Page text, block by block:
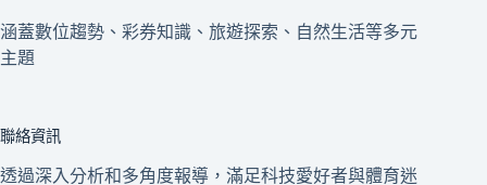
涵蓋數位趨勢、彩券知識、旅遊探索、自然生活等多元
主題
聯絡資訊
透過深入分析和多角度報導，滿足科技愛好者與體育迷